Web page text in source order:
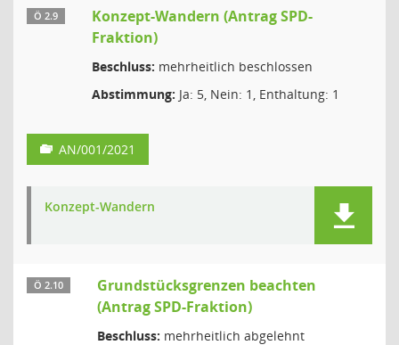
Ö 2.9
Konzept-Wandern (Antrag SPD-
Fraktion)
Beschluss: mehrheitlich beschlossen
Abstimmung: Ja: 5, Nein: 1, Enthaltung: 1
AN/001/2021
Konzept-Wandern
Ö 2.10
Grundstücksgrenzen beachten
(Antrag SPD-Fraktion)
Beschluss: mehrheitlich abgelehnt